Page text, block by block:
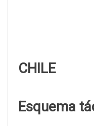
CHILE
Esquema